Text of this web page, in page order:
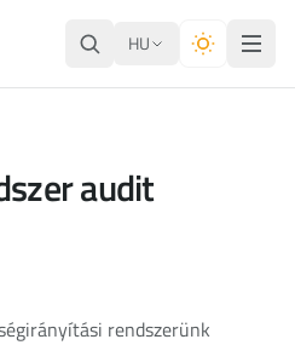
HU
audit
rendszerünk